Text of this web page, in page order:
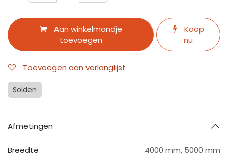
Aan winkelmandje
toevoegen
Koop
nu
Toevoegen aan verlanglijst
Solden
Afmetingen
Breedte
4000 mm, 5000 mm